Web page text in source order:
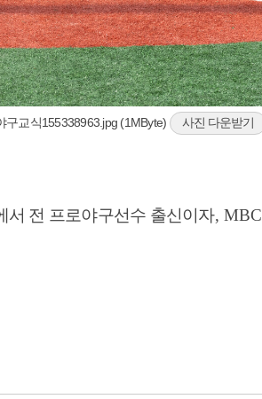
교식155338963.jpg (1MByte) 사진 다운받기
서 전 프로야구선수 출신이자, MBC